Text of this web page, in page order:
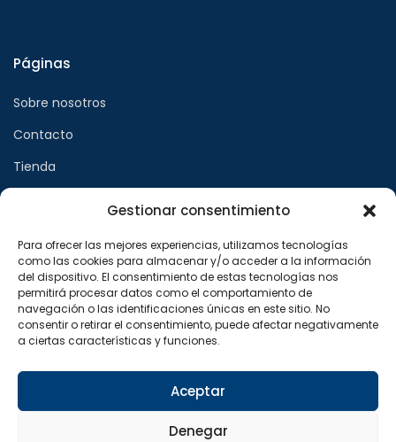
Gestionar consentimiento
Para ofrecer las mejores experiencias, utilizamos tecnologías
como las cookies para almacenar y/o acceder a la información
del dispositivo. El consentimiento de estas tecnologías nos
permitirá procesar datos como el comportamiento de
navegación o las identificaciones únicas en este sitio. No
consentir o retirar el consentimiento, puede afectar negativamente
a ciertas características y funciones.
Aceptar
Denegar
Páginas
Sobre nosotros
Contacto
Tienda
Aviso legal
Política de privacidad
Política de cookies
Síguenos en
F X I